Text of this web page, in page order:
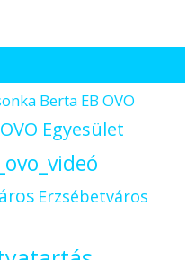
Berta EB OVO
Egyesület
Erzsébetváros